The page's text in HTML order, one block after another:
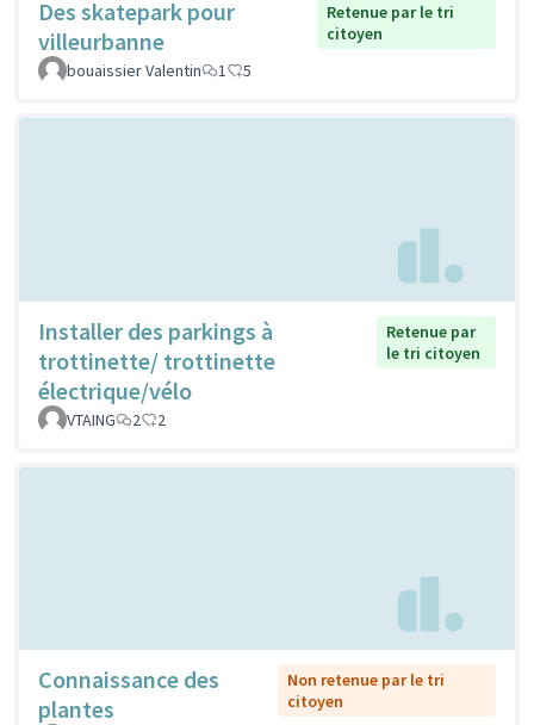
Des skatepark pour
villeurbanne
Retenue par le tri
citoyen
bouaissier Valentin
1 5
Installer des parkings à
trottinette/ trottinette
électrique/vélo
Retenue par
le tri citoyen
VTAING 2 2
Connaissance des
plantes
Non retenue par le tri
citoyen